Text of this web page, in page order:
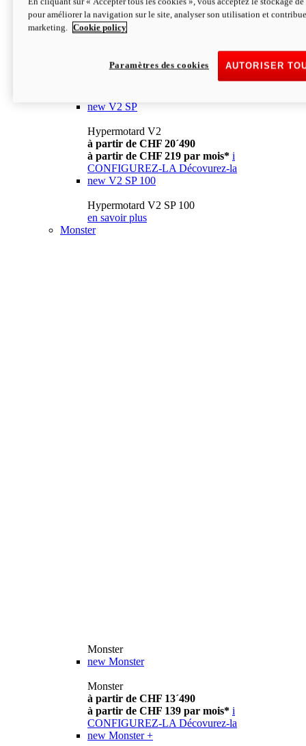
à partir de CHF 13´990 i
CONFIGUREZ-LA Décovurez-la
newV2
à partir de CHF 15´990
à partir de CHF 169 par mois* i
new V2 SP
Hypermotard V2
à partir de CHF 20´490
à partir de CHF 219 par mois* i
CONFIGUREZ-LA Décovurez-la
new V2 SP 100
Hypermotard V2 SP 100
en savoir plus
Monster
Monster
new Monster
Monster
à partir de CHF 13´490
à partir de CHF 139 par mois* i
CONFIGUREZ-LA Décovurez-la
new Monster +
pour améliorer la navigation sur le site, analyser son utilisation et
marketing.
Cookie policy
AUTORISER
Paramètres des cookies